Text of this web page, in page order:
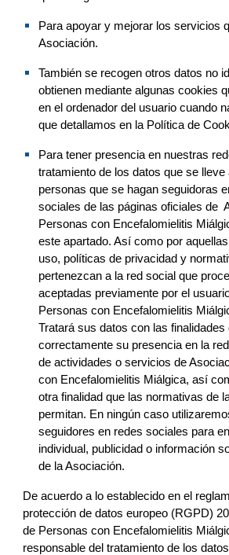
Asociación.
También se recogen otros datos no
obtienen mediante algunas cookies
en el ordenador del usuario cuando
que detallamos en la Política de
Para tener presencia en nuestras
tratamiento de los datos que se lleve
personas que se hagan seguidoras
sociales de las páginas oficiales de
Personas con Encefalomielitis
este apartado. Así como por
uso, políticas de privacidad y
pertenezcan a la red social que
aceptadas previamente por el
Personas con Encefalomielitis
Tratará sus datos con las finalidades
correctamente su presencia en la
de actividades o servicios de
con Encefalomielitis Miálgica, así
otra finalidad que las normativas de
permitan. En ningún caso utilizar
seguidores en redes sociales para
individual, publicidad o información
de la Asociación.
De acuerdo a lo establecido en el
protección de datos europeo (RGPD)
de Personas con Encefalomielitis
responsable del tratamiento de los